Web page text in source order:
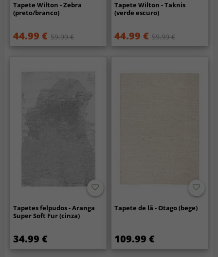
Tapete Wilton - Zebra
(preto/branco)
44.99 € 59.99 €
Tapete Wilton - Taknis
(verde escuro)
44.99 € 59.99 €
Tapetes felpudos - Aranga
Super Soft Fur (cinza)
34.99 €
Tapete de lã - Otago (bege)
109.99 €